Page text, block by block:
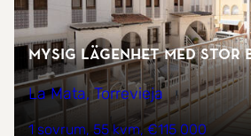
Mysig lägenhet med stor
La Mata, Torrevieja
1 sovrum 55 kvm €115 000